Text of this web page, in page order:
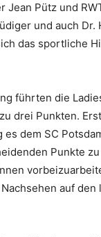
Jean Pütz und
und auch Dr.
das sportliche
führten die
drei Punkten.
es dem SC
Punkte
auf